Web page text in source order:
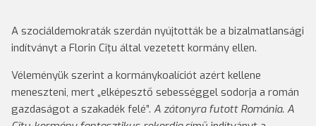
A szociáldemokraták szerdán nyújtották be a bizalmatlansági
indítványt a Florin Cîţu által vezetett kormány ellen.
Véleményük szerint a kormánykoalíciót azért kellene
meneszteni, mert „elképesztő sebességgel sodorja a román
gazdaságot a szakadék felé”. A zátonyra futott Románia. A